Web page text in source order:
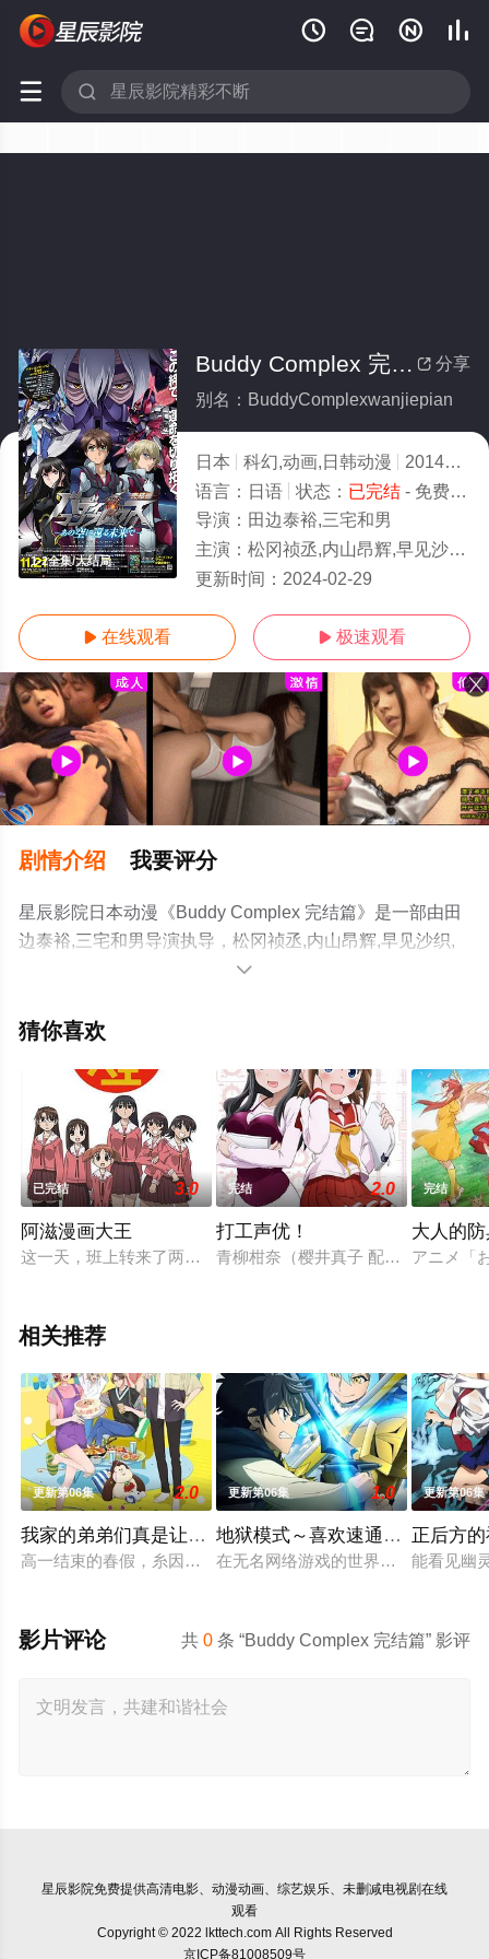
   
 
1-2全集/大结局
 分享
Buddy Complex 完结篇(全集)
别名：BuddyComplexwanjiepian
日本 科幻,动画,日韩动漫 2014
5.0
语言： 日语 状态： 已完结- 免费在线观看
导演： 田边泰裕,三宅和男
主演： 松冈祯丞,内山昂辉,早见沙织,速水奖,藤村步,佐藤利奈,花泽香菜
更新时间： 2024-02-29
 在线观看  极速观看
剧情介绍 我要评分
星辰影院日本动漫《Buddy Complex 完结篇》是一部由田
边泰裕,三宅和男导演执导，松冈祯丞,内山昂辉,早见沙织,
速水奖,藤村步,佐藤利奈,花泽香菜,井上麻里奈,杉田智和,吉
川智之,樱井孝宏,岛崎信长,田村睦心,内山夕实,子安武人等
集），手机免费观看高清无删减完整版动漫全集就上星辰
电影网，更多相关信息可移步至豆瓣动漫、电视猫或剧情
网等平台了解。

猜你喜欢
已完结 3.0
阿滋漫画大王
这一天，班上转来了两个学生，一个是跳级生美滨千代（金田
完结 2.0
打工声优！
青柳柑奈（樱井真子 配音）是一个
完结
大人的
アニメ「
相关推荐
更新第06集 2.0
我家的弟弟们真是让您费心了
高一结束的春假，糸因为母亲再婚而搬家。但让她没想到的是
更新第06集 1.0
地狱模式～喜欢速通游戏的玩家
在无名网络游戏的世界中，转生到最
更新第06集
正后方
能看见幽
共0 条 “Buddy Complex 完结篇” 影评
影片评论
星辰影院免费提供高清电影、动漫动画、综艺娱乐、未删减电视剧在线
观看
Copyright © 2022 lkttech.com All Rights Reserved
京ICP备81008509号